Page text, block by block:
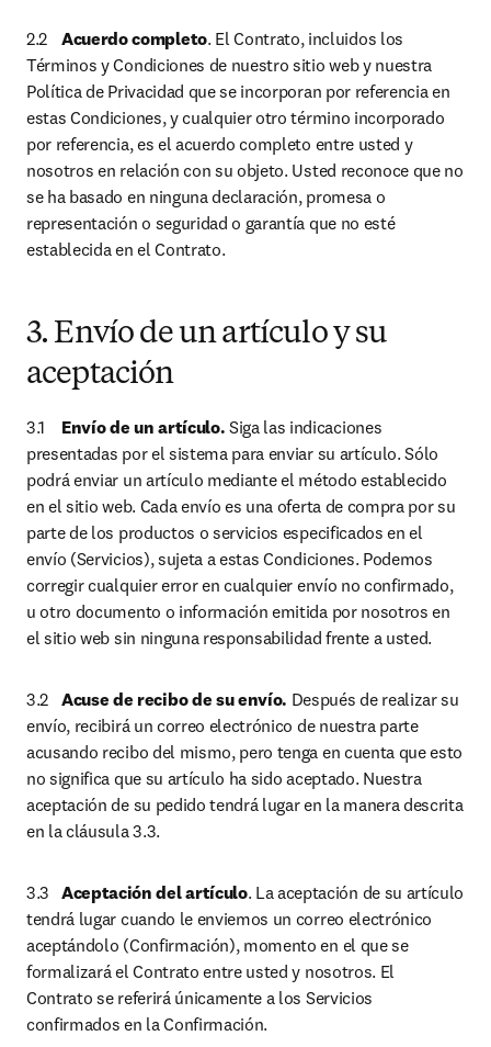
Acuerdo completo. El Contrato, incluidos los
Términos y Condiciones de nuestro sitio web y nuestra
Política de Privacidad que se incorporan por referencia en
estas Condiciones, y cualquier otro término incorporado
por referencia, es el acuerdo completo entre usted y
nosotros en relación con su objeto. Usted reconoce que no
se ha basado en ninguna declaración, promesa o
representación o seguridad o garantía que no esté
establecida en el Contrato.
3. Envío de un artículo y su
aceptación
Envío de un artículo. Siga las indicaciones
presentadas por el sistema para enviar su artículo. Sólo
podrá enviar un artículo mediante el método establecido
en el sitio web. Cada envío es una oferta de compra por su
parte de los productos o servicios especificados en el
envío (Servicios), sujeta a estas Condiciones. Podemos
corregir cualquier error en cualquier envío no confirmado,
u otro documento o información emitida por nosotros en
el sitio web sin ninguna responsabilidad frente a usted.
Acuse de recibo de su envío. Después de realizar su
envío, recibirá un correo electrónico de nuestra parte
acusando recibo del mismo, pero tenga en cuenta que esto
no significa que su artículo ha sido aceptado. Nuestra
aceptación de su pedido tendrá lugar en la manera descrita
en la cláusula 3.3.
Aceptación del artículo. La aceptación de su artículo
tendrá lugar cuando le enviemos un correo electrónico
aceptándolo (Confirmación), momento en el que se
formalizará el Contrato entre usted y nosotros. El
Contrato se referirá únicamente a los Servicios
confirmados en la Confirmación.